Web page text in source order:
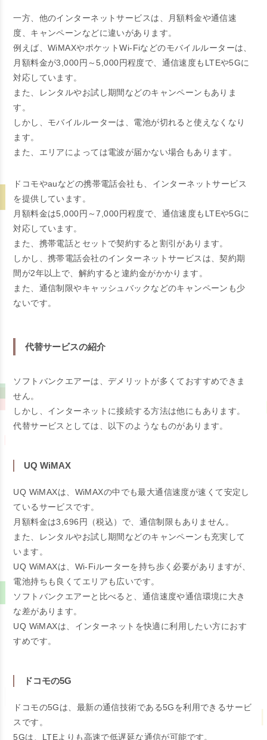
一方、他のインターネットサービスは、月額料金や通信速
度、キャンペーンなどに違いがあります。
例えば、WiMAXやポケットWi-Fiなどのモバイルルーターは、
月額料金が3,000円～5,000円程度で、通信速度もLTEや5Gに
対応しています。
また、レンタルやお試し期間などのキャンペーンもありま
す。
しかし、モバイルルーターは、電池が切れると使えなくなり
ます。
また、エリアによっては電波が届かない場合もあります。
ドコモやauなどの携帯電話会社も、インターネットサービス
を提供しています。
月額料金は5,000円～7,000円程度で、通信速度もLTEや5Gに
対応しています。
また、携帯電話とセットで契約すると割引があります。
しかし、携帯電話会社のインターネットサービスは、契約期
間が2年以上で、解約すると違約金がかかります。
また、通信制限やキャッシュバックなどのキャンペーンも少
ないです。
代替サービスの紹介
ソフトバンクエアーは、デメリットが多くておすすめできま
せん。
しかし、インターネットに接続する方法は他にもあります。
代替サービスとしては、以下のようなものがあります。
UQ WiMAX
UQ WiMAXは、WiMAXの中でも最大通信速度が速くて安定し
ているサービスです。
月額料金は3,696円（税込）で、通信制限もありません。
また、レンタルやお試し期間などのキャンペーンも充実して
います。
UQ WiMAXは、Wi-Fiルーターを持ち歩く必要がありますが、
電池持ちも良くてエリアも広いです。
ソフトバンクエアーと比べると、通信速度や通信環境に大き
な差があります。
UQ WiMAXは、インターネットを快適に利用したい方におす
すめです。
ドコモの5G
ドコモの5Gは、最新の通信技術である5Gを利用できるサービ
スです。
5Gは、LTEよりも高速で低遅延な通信が可能です。